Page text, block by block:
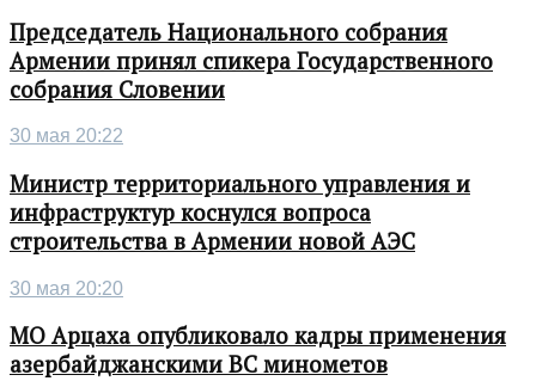
Председатель Национального собрания
Армении принял спикера Государственного
собрания Словении
30 мая 20:22
Министр территориального управления и
инфраструктур коснулся вопроса
строительства в Армении новой АЭС
30 мая 20:20
МО Арцаха опубликовало кадры применения
азербайджанскими ВС минометов